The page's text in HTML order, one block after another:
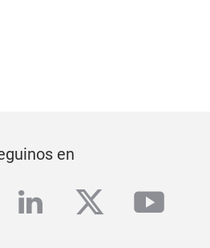
en
linkedintwitter